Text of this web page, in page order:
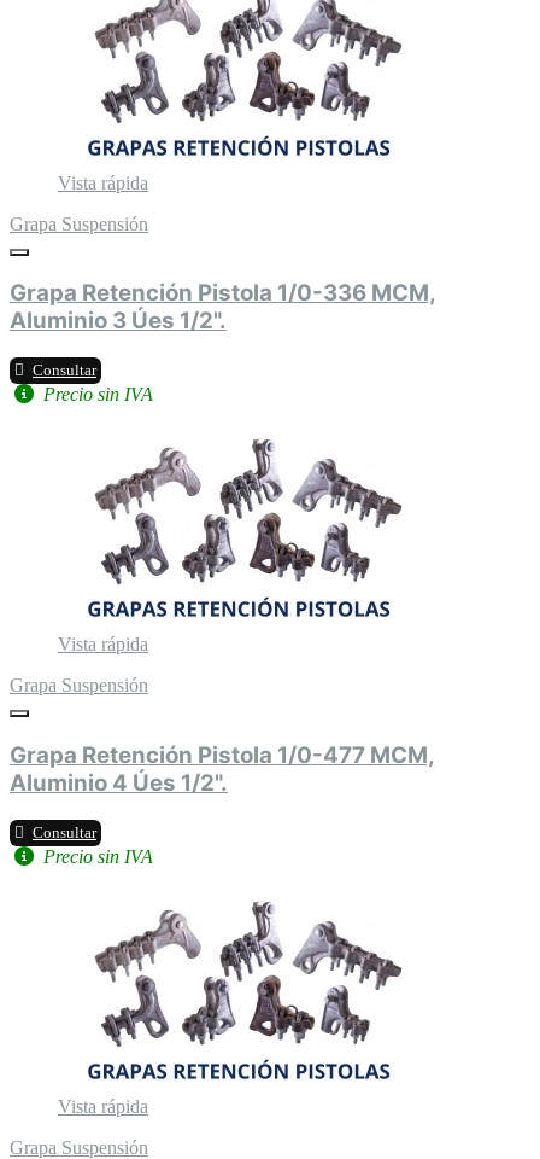
Vista rápida
Grapa Suspensión
Grapa Retención Pistola 1/0-336 MCM,
Aluminio 3 Úes 1/2".
Consultar
Precio sin IVA
Vista rápida
Grapa Suspensión
Grapa Retención Pistola 1/0-477 MCM,
Aluminio 4 Úes 1/2".
Consultar
Precio sin IVA
Vista rápida
Grapa Suspensión